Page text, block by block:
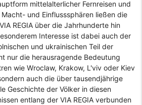
mittelalterlicher Fernreisen und
und Einflusssphären ließen die
REGIA über die Jahrhunderte hin
Interesse ist dabei auch der
und ukrainischen Teil der
nur die herausragende Bedeutung
wie Wroclaw, Krakow, L'viv oder Kiev
auch die über tausendjährige
Geschichte der Völker in diesen
entlang der VIA REGIA verbunden